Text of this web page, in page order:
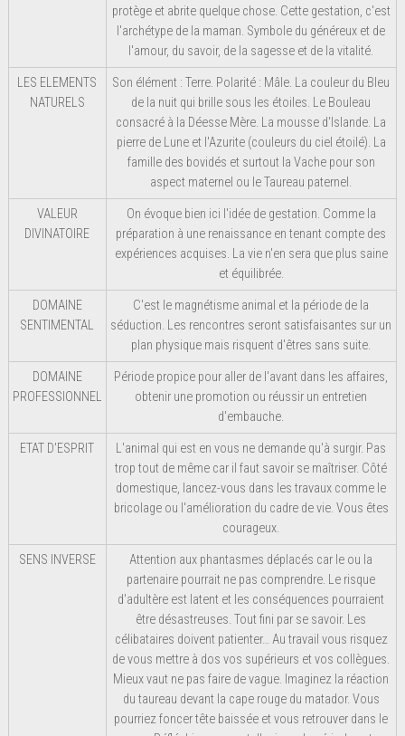
protège et abrite quelque chose. Cette gestation, c'est
l'archétype de la maman. Symbole du généreux et de
l'amour, du savoir, de la sagesse et de la vitalité.
LES ELEMENTS
NATURELS
Son élément : Terre. Polarité : Mâle. La couleur du Bleu
de la nuit qui brille sous les étoiles. Le Bouleau
consacré à la Déesse Mère. La mousse d'Islande. La
pierre de Lune et l'Azurite (couleurs du ciel étoilé). La
famille des bovidés et surtout la Vache pour son
aspect maternel ou le Taureau paternel.
VALEUR
DIVINATOIRE
On évoque bien ici l'idée de gestation. Comme la
préparation à une renaissance en tenant compte des
expériences acquises. La vie n'en sera que plus saine
et équilibrée.
DOMAINE
SENTIMENTAL
C'est le magnétisme animal et la période de la
séduction. Les rencontres seront satisfaisantes sur un
plan physique mais risquent d'êtres sans suite.
DOMAINE
PROFESSIONNEL
Période propice pour aller de l'avant dans les affaires,
obtenir une promotion ou réussir un entretien
d'embauche.
ETAT D'ESPRIT
L'animal qui est en vous ne demande qu'à surgir. Pas
trop tout de même car il faut savoir se maîtriser. Côté
domestique, lancez-vous dans les travaux comme le
bricolage ou l'amélioration du cadre de vie. Vous êtes
courageux.
SENS INVERSE
Attention aux phantasmes déplacés car le ou la
partenaire pourrait ne pas comprendre. Le risque
d'adultère est latent et les conséquences pourraient
être désastreuses. Tout fini par se savoir. Les
célibataires doivent patienter… Au travail vous risquez
de vous mettre à dos vos supérieurs et vos collègues.
Mieux vaut ne pas faire de vague. Imaginez la réaction
du taureau devant la cape rouge du matador. Vous
pourriez foncer tête baissée et vous retrouver dans le